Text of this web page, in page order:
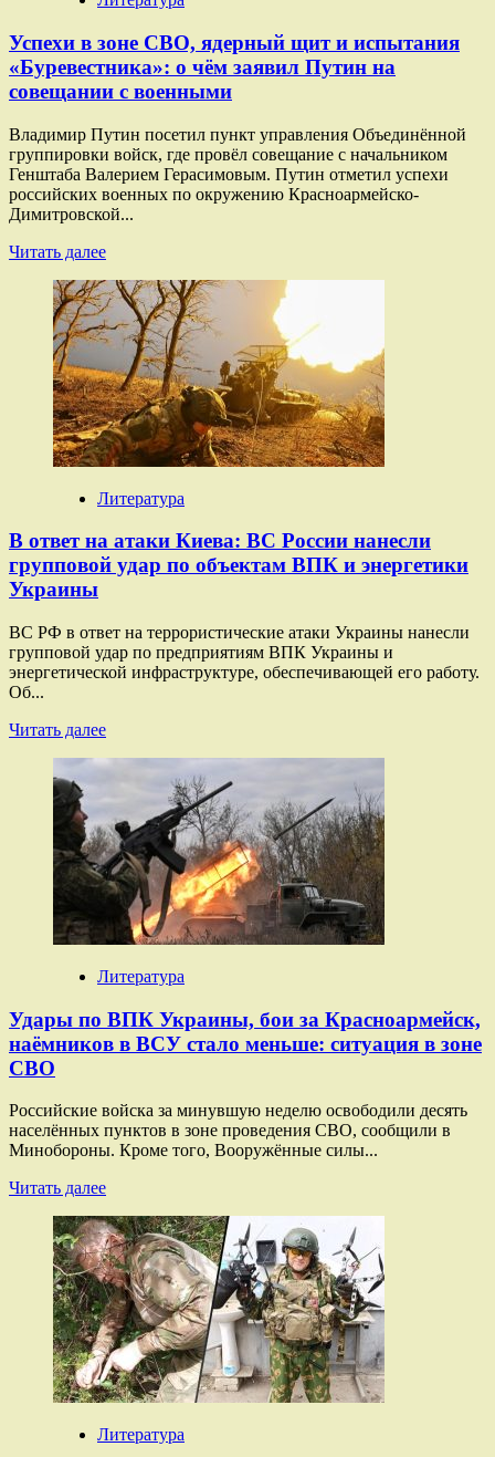
у
врага
полностью
обрублено»:
наши
военные
открывали
путь
к
Дроновки
Успехи в зоне СВО, ядерный щит и испытания
«Буревестника»: о чём заявил Путин на
совещании с военными
Владимир Путин посетил пункт управления Объединённой
группировки войск, где провёл совещание с начальником
Генштаба Валерием Герасимовым. Путин отметил успехи
российских военных по окружению Красноармейско-
Димитровской...
Читать далееПрочитать
о
Успехи
в
зоне
СВО,
ядерный
щит
и
испытания
«Буревестника»:
о
чём
Путин
на
военными
Литература
В ответ на атаки Киева: ВС России нанесли
групповой удар по объектам ВПК и энергетики
Украины
ВС РФ в ответ на террористические атаки Украины нанесли
групповой удар по предприятиям ВПК Украины и
энергетической инфраструктуре, обеспечивающей его работу.
Об...
Читать далееПрочитать
о
ответ
на
атаки
Киева:
ВС
России
нанесли
групповой
удар
по
ВПК
и
Литература
Удары по ВПК Украины, бои за Красноармейск,
наёмников в ВСУ стало меньше: ситуация в зоне
СВО
Российские войска за минувшую неделю освободили десять
населённых пунктов в зоне проведения СВО, сообщили в
Минобороны. Кроме того, Вооружённые силы...
Читать далееПрочитать
о
Удары
по
ВПК
Украины,
бои
за
Красноармейск,
наёмников
в
ВСУ
стало
Литература